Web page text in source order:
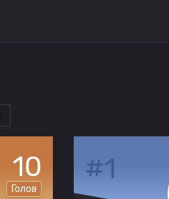
10
Голов
#1